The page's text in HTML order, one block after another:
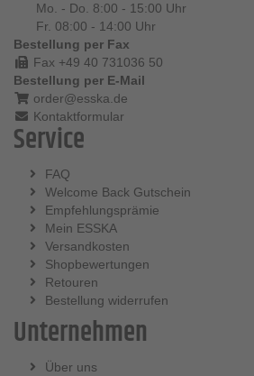
Mo. - Do. 8:00 - 15:00 Uhr
Fr. 08:00 - 14:00 Uhr
Bestellung per Fax
Fax +49 40 731036 50
Bestellung per E-Mail
order@esska.de
Kontaktformular
Service
FAQ
Welcome Back Gutschein
Empfehlungsprämie
Mein ESSKA
Versandkosten
Shopbewertungen
Retouren
Bestellung widerrufen
Unternehmen
Über uns